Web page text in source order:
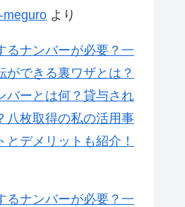
meguro より
るナンバーが必要？一
ができる裏ワザとは？
バーとは何？貸与され
八枚取得の私の活用事
とデメリットも紹介！
るナンバーが必要？一